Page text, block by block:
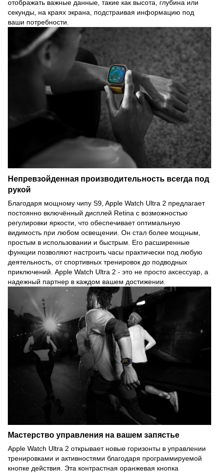
отображать важные данные, такие как высота, глубина или
секунды, на краях экрана, подстраивая информацию под
ваши потребности.
Непревзойденная производительность всегда под
рукой
Благодаря мощному чипу S9, Apple Watch Ultra 2 предлагает
постоянно включённый дисплей Retina с возможностью
регулировки яркости, что обеспечивает оптимальную
видимость при любом освещении. Он стал более мощным,
простым в использовании и быстрым. Его расширенные
функции позволяют настроить часы практически под любую
деятельность, от спортивных тренировок до подводных
приключений. Apple Watch Ultra 2 - это не просто аксессуар, а
надежный партнер в каждом вашем достижении.
Мастерство управления на вашем запястье
Apple Watch Ultra 2 открывает новые горизонты в управлении
тренировками и активностями благодаря программируемой
кнопке действия. Эта контрастная оранжевая кнопка